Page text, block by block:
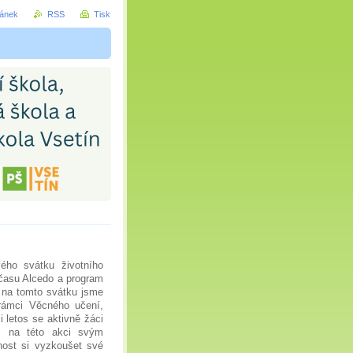
svátku životního
Alcedo a program
tomto svátku jsme
Věcného učení,
letos se aktivně žáci
na této akci svým
si vyzkoušet své
RSS Tisk